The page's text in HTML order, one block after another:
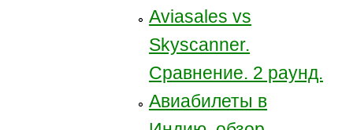
Aviasales vs
Skyscanner.
Сравнение. 2 раунд.
Авиабилеты в